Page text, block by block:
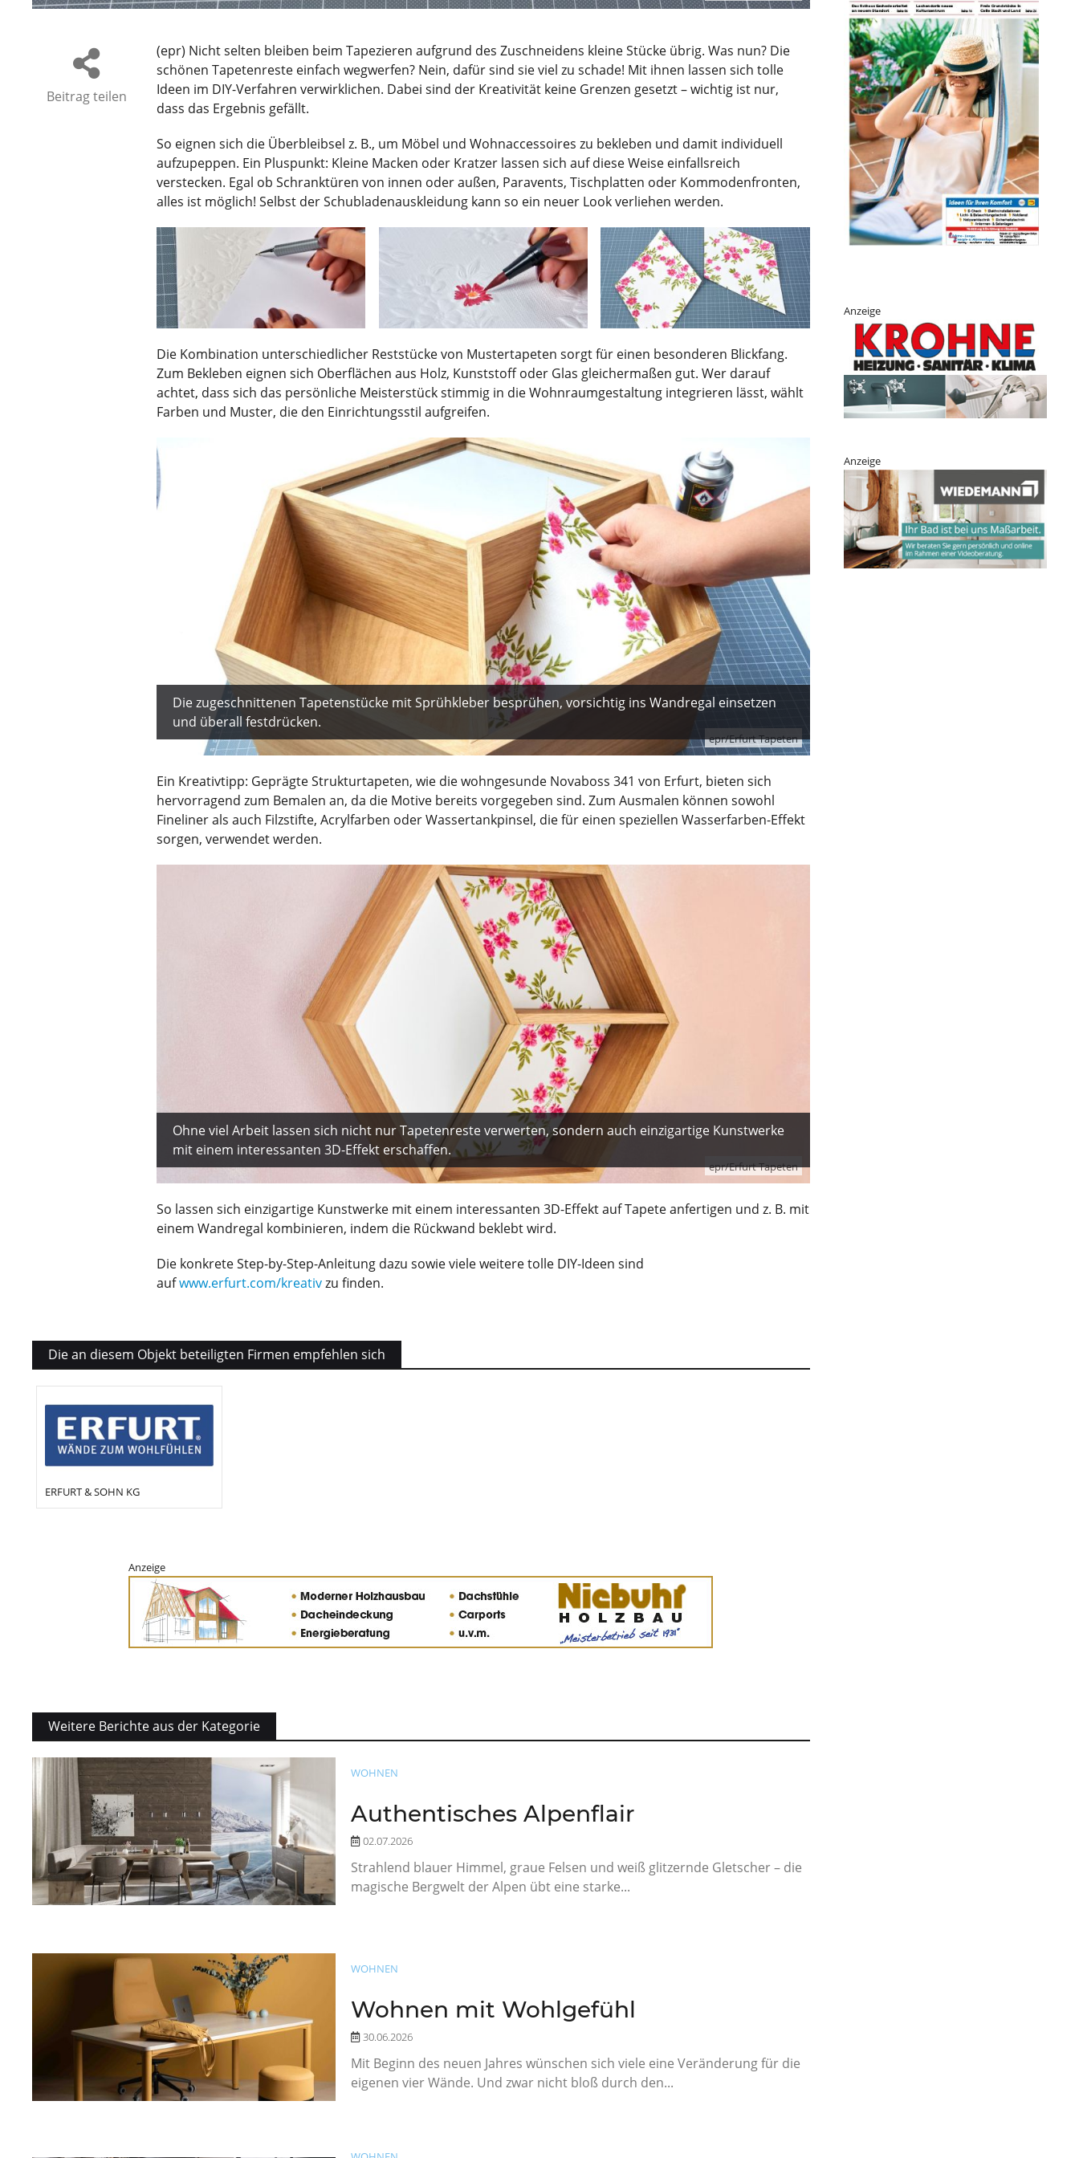
Beitrag teilen
(epr) Nicht selten bleiben beim Tapezieren aufgrund des Zuschneidens kleine Stücke übrig. Was nun? Die
schönen Tapetenreste einfach wegwerfen? Nein, dafür sind sie viel zu schade! Mit ihnen lassen sich tolle
Ideen im DIY-Verfahren verwirklichen. Dabei sind der Kreativität keine Grenzen gesetzt – wichtig ist nur,
dass das Ergebnis gefällt.
So eignen sich die Überbleibsel z. B., um Möbel und Wohnaccessoires zu bekleben und damit individuell
aufzupeppen. Ein Pluspunkt: Kleine Macken oder Kratzer lassen sich auf diese Weise einfallsreich
verstecken. Egal ob Schranktüren von innen oder außen, Paravents, Tischplatten oder Kommodenfronten,
alles ist möglich! Selbst der Schubladenauskleidung kann so ein neuer Look verliehen werden.
Die Kombination unterschiedlicher Reststücke von Mustertapeten sorgt für einen besonderen Blickfang.
Zum Bekleben eignen sich Oberflächen aus Holz, Kunststoff oder Glas gleichermaßen gut. Wer darauf
achtet, dass sich das persönliche Meisterstück stimmig in die Wohnraumgestaltung integrieren lässt, wählt
Farben und Muster, die den Einrichtungsstil aufgreifen.
epr/Erfurt Tapeten
Die zugeschnittenen Tapetenstücke mit Sprühkleber besprühen, vorsichtig ins Wandregal einsetzen
und überall festdrücken.
Ein Kreativtipp: Geprägte Strukturtapeten, wie die wohngesunde Novaboss 341 von Erfurt, bieten sich
hervorragend zum Bemalen an, da die Motive bereits vorgegeben sind. Zum Ausmalen können sowohl
Fineliner als auch Filzstifte, Acrylfarben oder Wassertankpinsel, die für einen speziellen Wasserfarben-Effekt
sorgen, verwendet werden.
epr/Erfurt Tapeten
Ohne viel Arbeit lassen sich nicht nur Tapetenreste verwerten, sondern auch einzigartige Kunstwerke
mit einem interessanten 3D-Effekt erschaffen.
So lassen sich einzigartige Kunstwerke mit einem interessanten 3D-Effekt auf Tapete anfertigen und z. B. mit
einem Wandregal kombinieren, indem die Rückwand beklebt wird.
Die konkrete Step-by-Step-Anleitung dazu sowie viele weitere tolle DIY-Ideen sind
aufwww.erfurt.com/kreativzu finden.
Die an diesem Objekt beteiligten Firmen empfehlen sich
ERFURT & SOHN KG
Anzeige
Weitere Berichte aus der Kategorie
WOHNEN
Authentisches Alpenflair
02.07.2026
Strahlend blauer Himmel, graue Felsen und weiß glitzernde Gletscher – die
magische Bergwelt der Alpen übt eine starke...
WOHNEN
Wohnen mit Wohlgefühl
30.06.2026
Mit Beginn des neuen Jahres wünschen sich viele eine Veränderung für die
eigenen vier Wände. Und zwar nicht bloß durch den...
Anzeige
Anzeige